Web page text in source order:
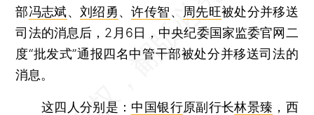
部冯志斌、刘绍勇、许传智、 周先旺被处分并移送
司法的消息后，2月6日，中央纪委国家监委官网二
度“批发式”通报四名中管干部被处分并移送司法的
消息。
这四人分别是： 中国银行原副行长林景臻 ，西